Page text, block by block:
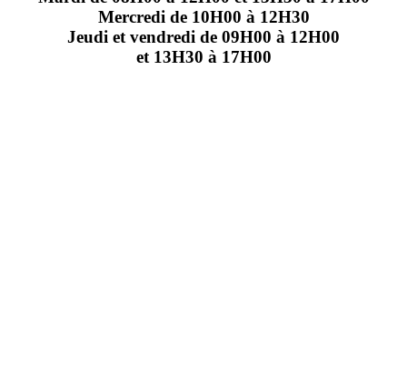
Mercredi de 10H00 à 12H30
Jeudi et vendredi de 09H00 à 12H00
et 13H30 à 17H00